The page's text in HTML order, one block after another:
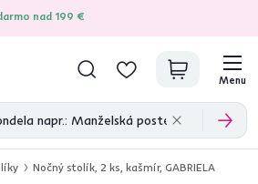
nad 199 €
333overených produktových recenzií
Menu
Nočný stolík, 2 ks, kašmír, GABRIELA